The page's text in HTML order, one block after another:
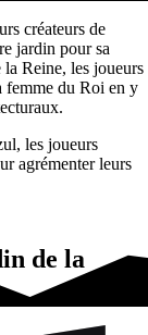
créateurs de
jardin pour sa
Reine, les joueurs
femme du Roi en y
les joueurs
agrémenter leurs
de la